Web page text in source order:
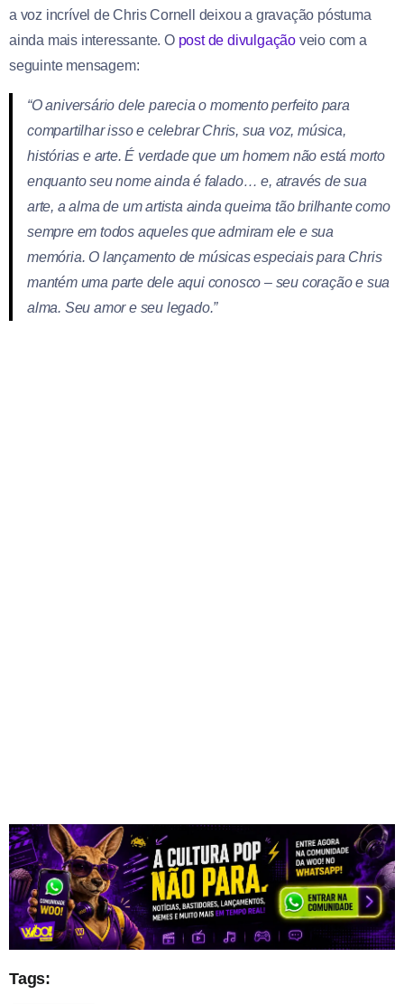
a voz incrível de Chris Cornell deixou a gravação póstuma
ainda mais interessante. O post de divulgação veio com a
seguinte mensagem:
“O aniversário dele parecia o momento perfeito para
compartilhar isso e celebrar Chris, sua voz, música,
histórias e arte. É verdade que um homem não está morto
enquanto seu nome ainda é falado… e, através de sua
arte, a alma de um artista ainda queima tão brilhante como
sempre em todos aqueles que admiram ele e sua
memória. O lançamento de músicas especiais para Chris
mantém uma parte dele aqui conosco – seu coração e sua
alma. Seu amor e seu legado.”
Tags: